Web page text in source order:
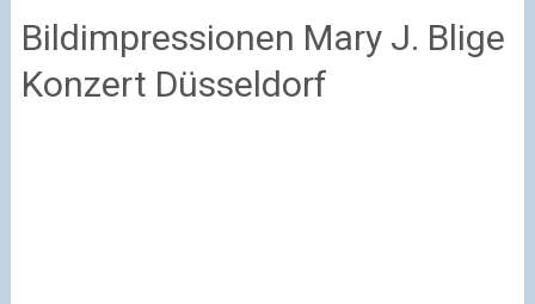
Bildimpressionen Mary J. Blige
Konzert Düsseldorf